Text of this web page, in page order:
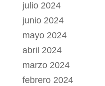
julio 2024
junio 2024
mayo 2024
abril 2024
marzo 2024
febrero 2024